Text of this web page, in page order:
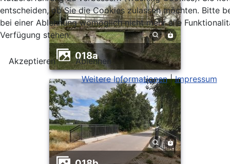
018a
entscheiden, ob Sie die Cookies zulassen möchten. Bitte
bei einer Ablehnung womöglich nicht mehr alle
Verfügung stehen.
Akzeptieren
Ablehnen
Weitere Informationen|Impressum